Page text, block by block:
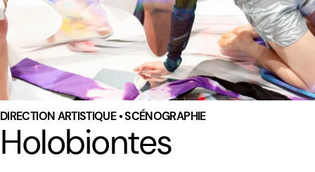
DIRECTION ARTISTIQUE • SCÉNOGRAPHIE
Holobiontes